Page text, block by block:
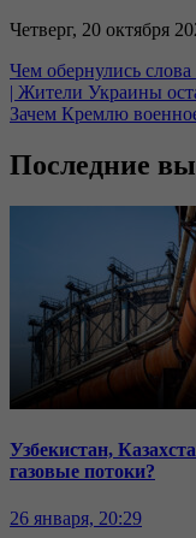
Четверг, 20 октября
Чем обернулись
| Жители Украины
Зачем Кремлю
Последние
Узбекистан,
газовые потоки?
26 января, 20:29